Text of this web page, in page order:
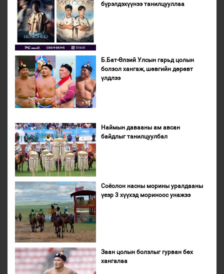
бүрэлдэхүүнээ танилцууллаа
Б.Бат-Өлзий Улсын гарьд цолын
болзол хангаж, шөвгийн дөрөвт
үлдлээ
Наймын давааны ам авсан
байдлыг танилцуулбал
Соёолон насны морины уралдааны
үеэр 3 хүүхэд мориноос унажээ
Заан цолын болзлыг гурван бөх
хангалаа